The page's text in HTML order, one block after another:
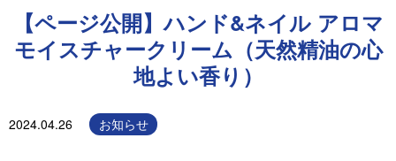
【ページ公開】ハンド&ネイル アロマ
モイスチャークリーム（天然精油の心
地よい香り）
2024.04.26 お知らせ